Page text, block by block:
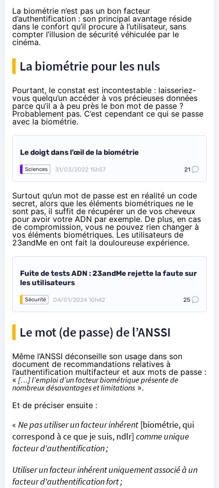
La biométrie n’est pas un bon facteur
d’authentification : son principal avantage réside
dans le confort qu’il procure à l’utilisateur, sans
compter l’illusion de sécurité véhiculée par le
cinéma.
La biométrie pour les nuls
Pourtant, le constat est incontestable : laisseriez-
vous quelqu’un accéder à vos précieuses données
parce qu’il a à peu près le bon mot de passe ?
Probablement pas. C’est cependant ce qui se passe
avec la biométrie.
Le doigt dans l’œil de la biométrie
Sciences 31/03/2022 15h57 21
Surtout qu’un mot de passe est en réalité un code
secret, alors que les éléments biométriques ne le
sont pas, il suffit de récupérer un de vos cheveux
pour avoir votre ADN par exemple. De plus, en cas
de compromission, vous ne pouvez rien changer à
vos éléments biométriques. Les utilisateurs de
23andMe en ont fait la douloureuse expérience.
Fuite de tests ADN : 23andMe rejette la faute sur
les utilisateurs
Sécurité 04/01/2024 10h42 25
Le mot (de passe) de l’ANSSI
Même l’ANSSI déconseille son usage dans son
document de recommandations relatives à
l’authentification multifacteur et aux mots de passe :
« […] l’emploi d’un facteur biométrique présente de
nombreux désavantages et limitations ».
Et de préciser ensuite :
« Ne pas utiliser un facteur inhérent [biométrie, qui
correspond à ce que je suis, ndlr] comme unique
facteur d'authentification ;
Utiliser un facteur inhérent uniquement associé à un
facteur d'authentification fort ;